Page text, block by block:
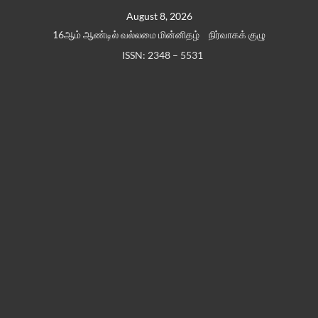
August 8, 2026
16ஆம் ஆண்டில் வல்லமை மின்னிதழ்
நிர்வாகக் குழு
ISSN: 2348 – 5531